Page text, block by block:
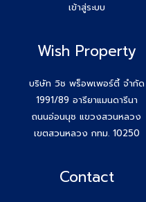
เข้าสู่ระบบ
Wish Property
บริษัท วิช พร็อพเพอร์ตี้ จำกัด
1991/89 อารียาแมนดารีนา
ถนนอ่อนนุช แขวงสวนหลวง
เขตสวนหลวง กทม. 10250
Contact